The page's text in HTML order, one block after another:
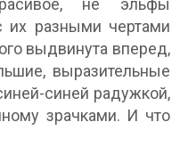
не эльфы
разными чертами
выдвинута вперед,
выразительные
синей радужкой,
зрачками. И что